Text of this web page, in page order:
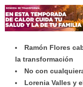
Ramón Flores
la transformación
No con
Lorenia Valles y